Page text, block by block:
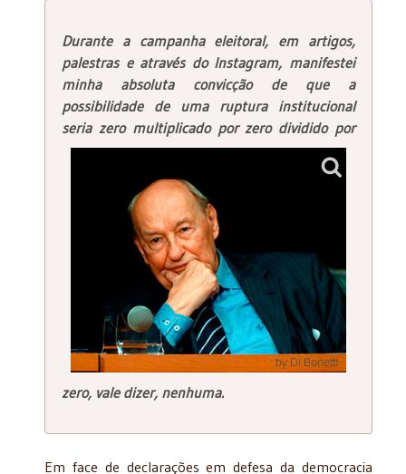
Durante a campanha eleitoral, em artigos,
palestras e através do Instagram, manifestei
minha absoluta convicção de que a
possibilidade de uma ruptura institucional
seria zeromultiplicado por zero dividido por
zero, vale dizer, nenhuma.
Em face de declarações em defesa da democracia